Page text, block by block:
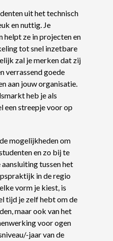
uit het technisch
en nuttig. Je
helpt ze in projecten en
tot snel inzetbare
zal je merken dat zij
verrassend goede
aan jouw organisatie.
heb je als
een streepje voor op
mogelijkheden om
en zo bij te
tussen het
in de regio
vorm je kiest, is
tijd je zelf hebt om de
maar ook van het
voor ogen
jaar van de